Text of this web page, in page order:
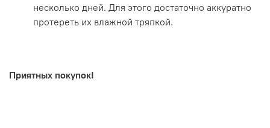
несколько дней. Для этого достаточно аккуратно
протереть их влажной тряпкой.
Приятных покупок!